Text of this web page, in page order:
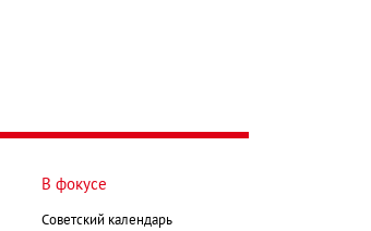
В фокусе
Советский календарь